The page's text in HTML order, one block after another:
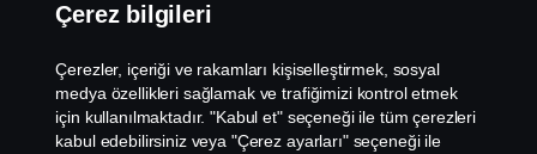
Çerez bilgileri
Çerezler, içeriği ve rakamları kişiselleştirmek, sosyal
medya özellikleri sağlamak ve trafiğimizi kontrol etmek
için kullanılmaktadır. "Kabul et" seçeneği ile tüm çerezleri
kabul edebilirsiniz veya "Çerez ayarları" seçeneği ile